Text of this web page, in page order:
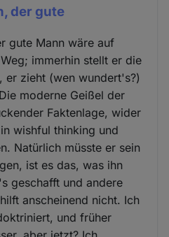
der gute
gute Mann wäre auf
immerhin stellt er die
er zieht (wen wundert's?)
moderne Geißel der
Faktenlage, wider
wishful thinking und
Natürlich müsste er sein
ist es das, was ihn
geschafft und andere
anscheinend nicht. Ich
und früher